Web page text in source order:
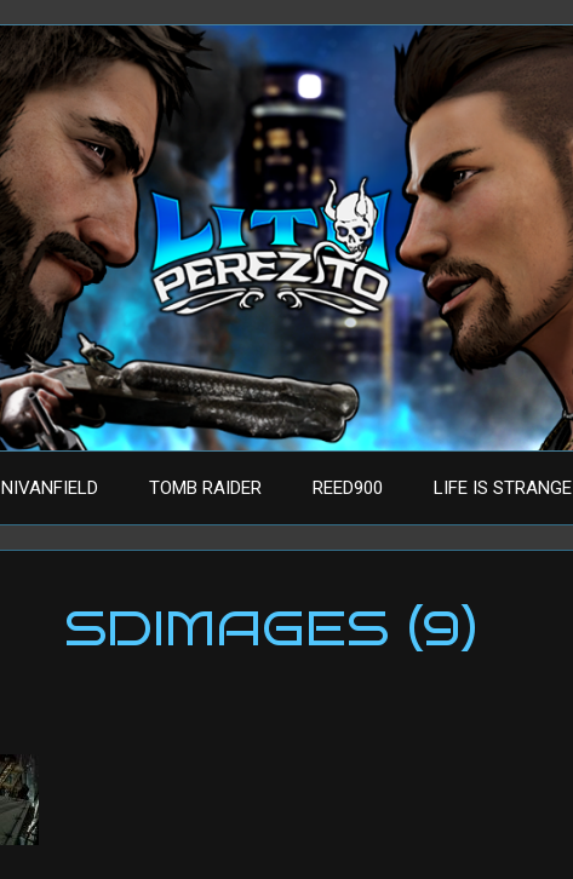
NIVANFIELD TOMB RAIDER REED900 LIFE IS STRANGE
SDIMAGES (9)